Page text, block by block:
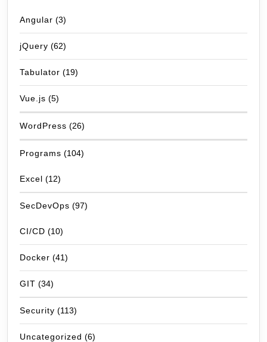
Angular (3)
jQuery (62)
Tabulator (19)
Vue.js (5)
WordPress (26)
Programs (104)
Excel (12)
SecDevOps (97)
CI/CD (10)
Docker (41)
GIT (34)
Security (113)
Uncategorized (6)